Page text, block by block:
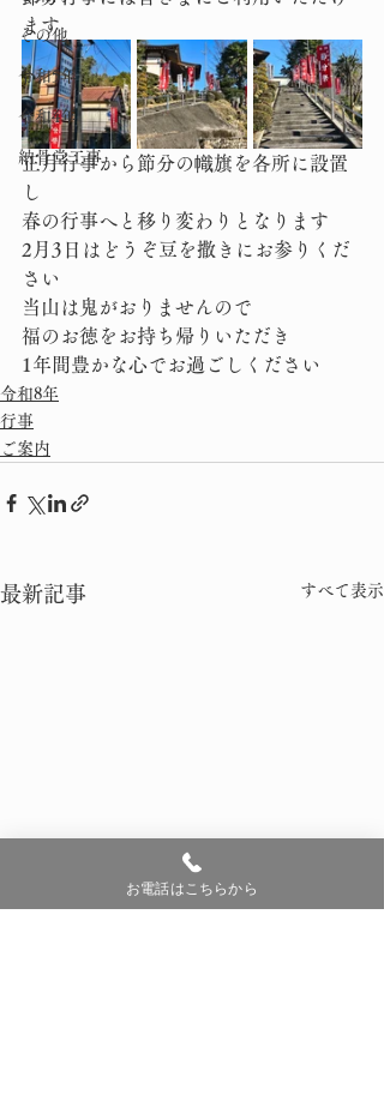
その他
令和5年
令和4年
納骨堂工事
ます
正月行事から節分の幟旗を各所に設置
し
春の行事へと移り変わりとなります
2月3日はどうぞ豆を撒きにお参りくだ
さい
当山は鬼がおりませんので
福のお徳をお持ち帰りいただき
1年間豊かな心でお過ごしください
令和8年
行事
ご案内
最新記事 すべて表示
お電話はこちらから